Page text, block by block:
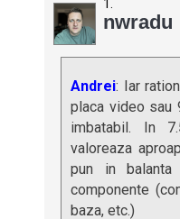
nwradu
Andrei: Iar
placa video sau
imbatabil. In
valoreaza
pun in
componente
baza, etc.)